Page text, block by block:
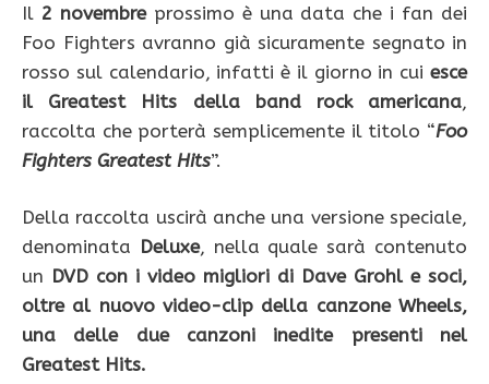
Il 2 novembreprossimo è una data che i fan dei
Foo Fighters avranno già sicuramente segnato in
rosso sul calendario, infatti è il giorno in cui esce
il Greatest Hits della band rock americana,
raccolta che porterà semplicemente il titolo “Foo
Fighters Greatest Hits”.
Della raccolta uscirà anche una versione speciale,
denominata Deluxe, nella quale sarà contenuto
un DVD con i video migliori di Dave Grohl e soci,
oltre al nuovo video-clip della canzone Wheels,
una delle due canzoni inedite presenti nel
Greatest Hits.